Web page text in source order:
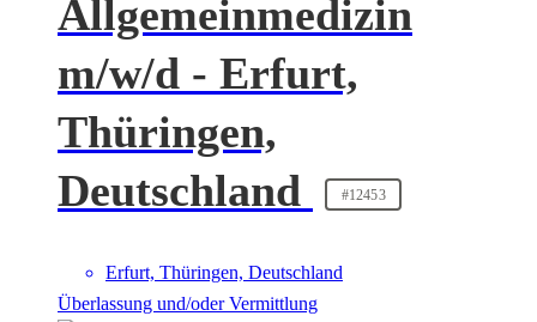
Allgemeinmedizin
m/w/d - Erfurt,
Thüringen,
Deutschland
#12453
Erfurt, Thüringen, Deutschland
Überlassung und/oder Vermittlung